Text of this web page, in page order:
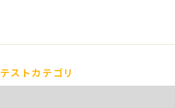
テストカテゴリ